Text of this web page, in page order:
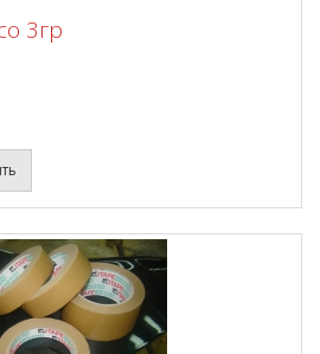
3гр